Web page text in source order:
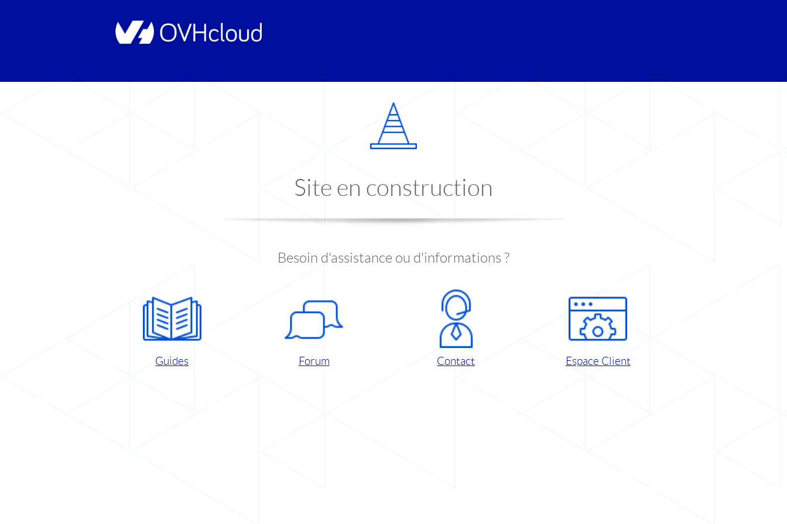
Site en construction
Besoin d'assistance ou d'informations ?
Guides Forum Contact Espace Client